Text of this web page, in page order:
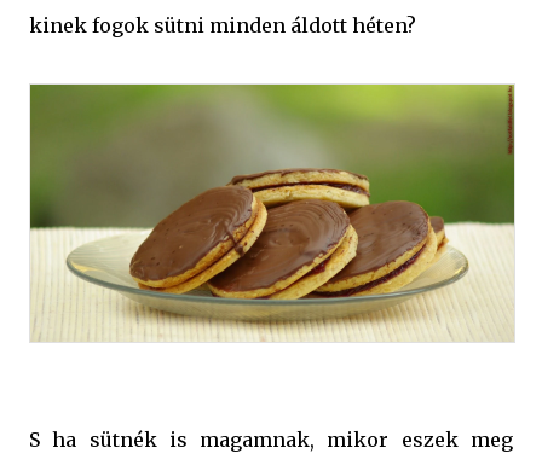
kinek fogok sütni minden áldott héten?
S ha sütnék is magamnak, mikor eszek meg